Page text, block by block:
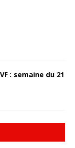
: semaine du 21